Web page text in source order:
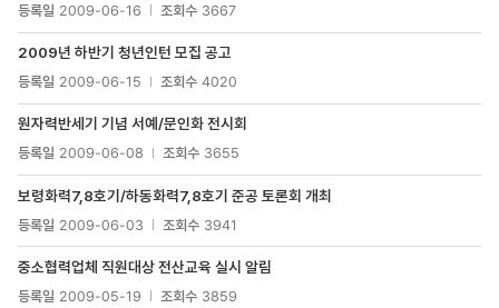
등록일 2009-06-16 조회수 3667
2009년 하반기 청년인턴 모집 공고
등록일 2009-06-15 조회수 4020
원자력반세기 기념 서예/문인화 전시회
등록일 2009-06-08 조회수 3655
보령화력7,8호기/하동화력7,8호기 준공 토론회 개최
등록일 2009-06-03 조회수 3941
중소협력업체 직원대상 전산교육 실시 알림
등록일 2009-05-19 조회수 3859